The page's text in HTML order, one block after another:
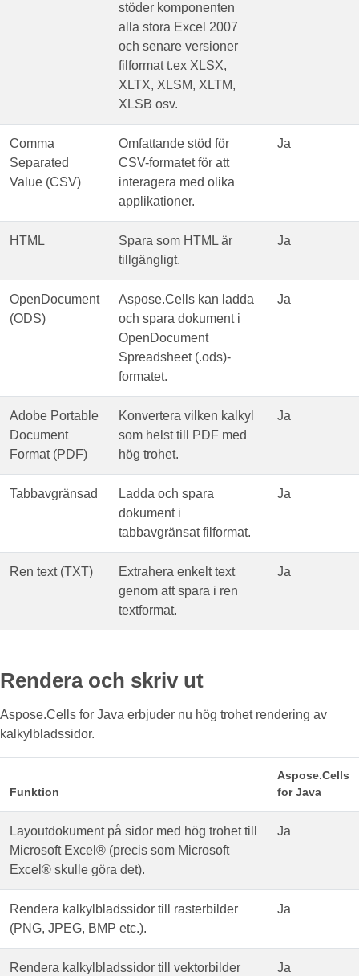
stöder komponenten
alla stora Excel 2007
och senare versioner
filformat t.ex XLSX,
XLTX, XLSM, XLTM,
XLSB osv.
Comma
Separated
Value (CSV)
Omfattande stöd för
CSV-formatet för att
interagera med olika
applikationer.
Ja
HTML
Spara som HTML är
tillgängligt.
Ja
OpenDocument
(ODS)
Aspose.Cells kan ladda
och spara dokument i
OpenDocument
Spreadsheet (.ods)-
formatet.
Ja
Adobe Portable
Document
Format (PDF)
Konvertera vilken kalkyl
som helst till PDF med
hög trohet.
Ja
Tabbavgränsad
Ladda och spara
dokument i
tabbavgränsat filformat.
Ja
Ren text (TXT)
Extrahera enkelt text
genom att spara i ren
textformat.
Ja
Rendera och skriv ut
Aspose.Cells for Java erbjuder nu hög trohet rendering av
kalkylbladssidor.
Funktion
Aspose.Cells
for Java
Layoutdokument på sidor med hög trohet till
Microsoft Excel® (precis som Microsoft
Excel® skulle göra det).
Ja
Rendera kalkylbladssidor till rasterbilder
(PNG, JPEG, BMP etc.).
Ja
Rendera kalkylbladssidor till vektorbilder Ja